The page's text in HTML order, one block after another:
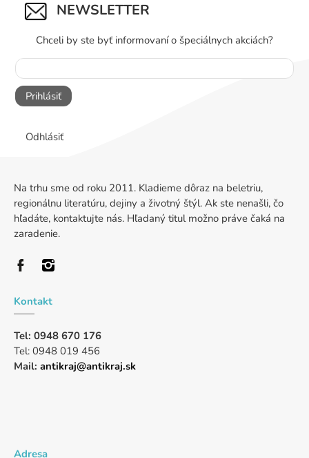
NEWSLETTER
Chceli by ste byť informovaní o špeciálnych akciách?
Prihlásiť
Odhlásiť
Na trhu sme od roku 2011. Kladieme dôraz na beletriu,
regionálnu literatúru, dejiny a životný štýl. Ak ste nenašli, čo
hľadáte, kontaktujte nás. Hľadaný titul možno práve čaká na
zaradenie.
Kontakt
Tel: 0948 670 176
Tel: 0948 019 456
Mail: antikraj@antikraj.sk
Adresa